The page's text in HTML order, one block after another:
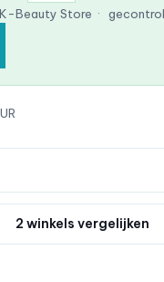
Beauty Store ·
2 winkels vergelijken